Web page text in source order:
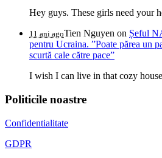
Hey guys. These girls need your
11 ani agoTien Nguyen on Șeful
pentru Ucraina. ”Poate părea un
scurtă cale către pace”
I wish I can live in that cozy
Politicile noastre
Confidentialitate
GDPR